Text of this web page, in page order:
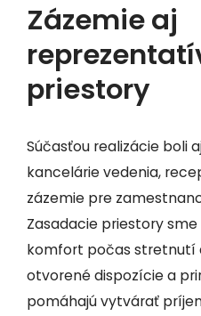
Zázemie aj
priestory
Súčasťou realizácie boli
kancelárie vedenia,
zázemie pre
Zasadacie priestory
komfort počas stretnutí
otvorené dispozície a
pomáhajú vytvárať